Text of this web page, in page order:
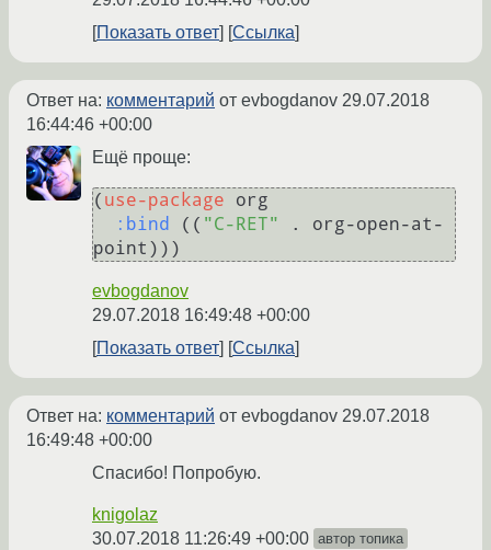
Показать ответ
Ссылка
Ответ на: комментарий от evbogdanov 29.07.2018
16:44:46 +00:00
Ещё проще:
( use-package org
:bind
(( "C-RET"
. org-open-at-
evbogdanov
29.07.2018 16:49:48 +00:00
Показать ответ
Ссылка
Ответ на: комментарий от evbogdanov 29.07.2018
16:49:48 +00:00
Спасибо! Попробую.
knigolaz
30.07.2018 11:26:49 +00:00 автор топика